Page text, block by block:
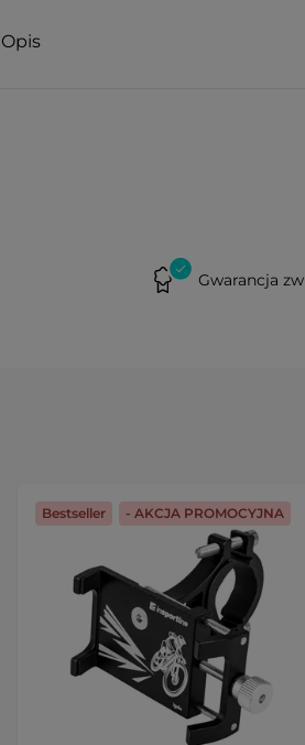
Opis
Gwarancja
Bestseller - AKCJA PROMOCYJNA